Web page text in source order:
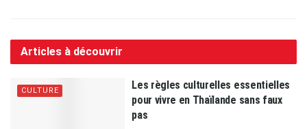
Articles à découvrir
CULTURE
Les règles culturelles essentielles
pour vivre en Thaïlande sans faux
pas